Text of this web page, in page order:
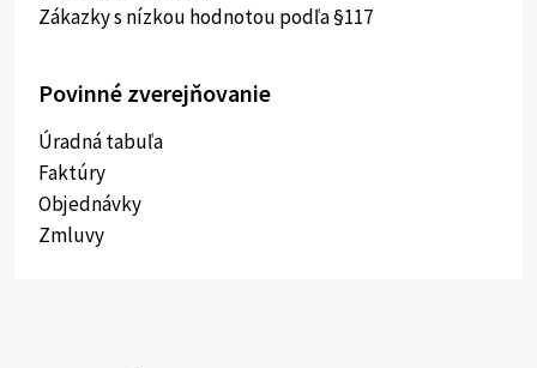
Zákazky s nízkou hodnotou podľa §117
Povinné zverejňovanie
Úradná tabuľa
Faktúry
Objednávky
Zmluvy